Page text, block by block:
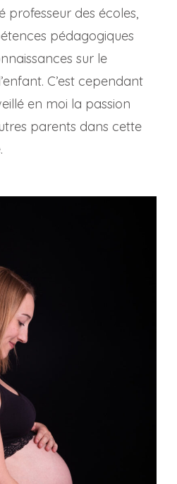
professeur des écoles,
pédagogiques
sur le
C’est cependant
en moi la passion
parents dans cette